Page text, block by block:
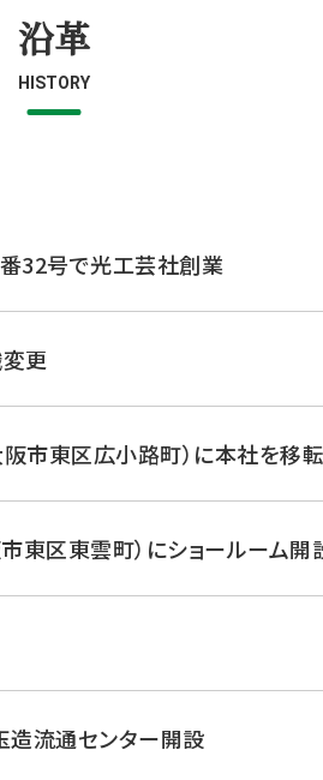
沿革
HISTORY
32号で光工芸社創業
更
市東区広小路町）に本社を移転
東区東雲町）にショールーム開
流通センター開設